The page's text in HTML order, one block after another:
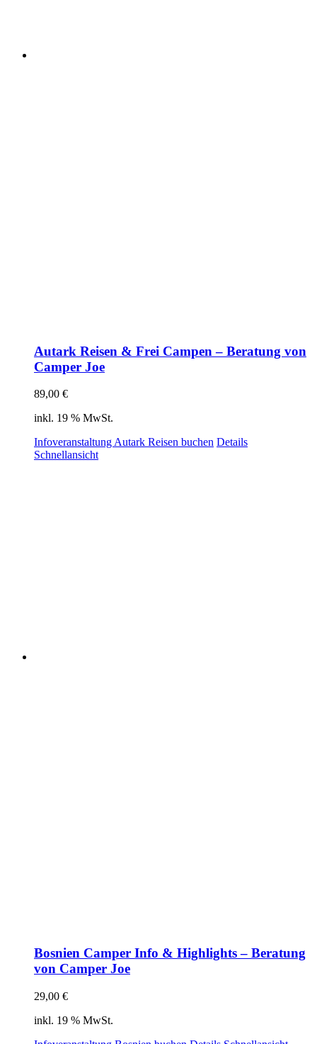
Autark Reisen & Frei Campen – Beratung von
Camper Joe
89,00 €
inkl. 19 % MwSt.
Infoveranstaltung Autark Reisen buchen Details
Schnellansicht
Bosnien Camper Info & Highlights – Beratung
von Camper Joe
29,00 €
inkl. 19 % MwSt.